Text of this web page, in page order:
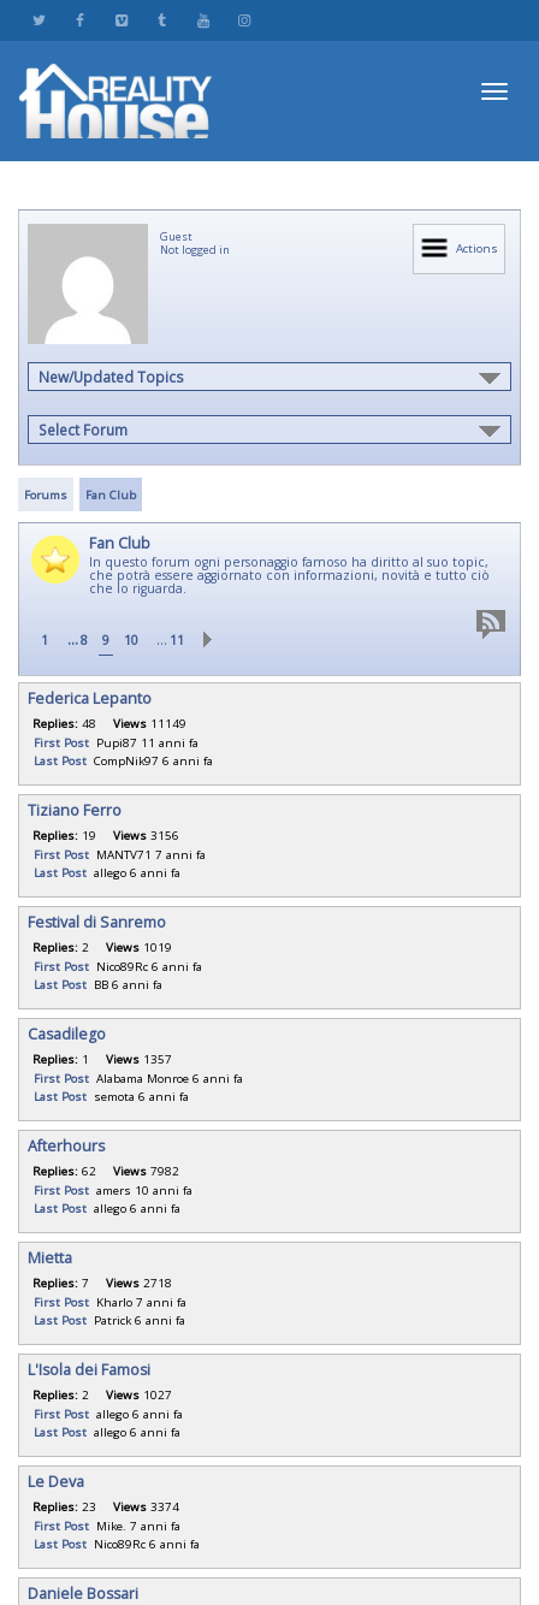
Actions
Guest
Not logged in
New/Updated Topics
Select Forum
Forums Fan Club
Fan Club
In questo forum ogni personaggio famoso ha diritto al suo topic,
che potrà essere aggiornato con informazioni, novità e tutto ciò
che lo riguarda.
1 ...8 9 10 … 11
Federica Lepanto
Replies: 48 Views 11149
First Post Pupi87 11 anni fa
Last Post CompNik97 6 anni fa
Tiziano Ferro
Replies: 19 Views 3156
First Post MANTV71 7 anni fa
Last Post allego 6 anni fa
Festival di Sanremo
Replies: 2 Views 1019
First Post Nico89Rc 6 anni fa
Last Post BB 6 anni fa
Casadilego
Replies: 1 Views 1357
First Post Alabama Monroe 6 anni fa
Last Post semota 6 anni fa
Afterhours
Replies: 62 Views 7982
First Post amers 10 anni fa
Last Post allego 6 anni fa
Mietta
Replies: 7 Views 2718
First Post Kharlo 7 anni fa
Last Post Patrick 6 anni fa
L'Isola dei Famosi
Replies: 2 Views 1027
First Post allego 6 anni fa
Last Post allego 6 anni fa
Le Deva
Replies: 23 Views 3374
First Post Mike. 7 anni fa
Last Post Nico89Rc 6 anni fa
Daniele Bossari